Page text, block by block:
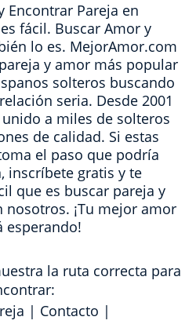
Encontrar Pareja en
fácil. Buscar Amor y
lo es. MejorAmor.com
y amor más popular
solteros buscando
seria. Desde 2001
a miles de solteros
de calidad. Si estas
el paso que podría
inscríbete gratis y te
que es buscar pareja y
¡Tu mejor amor
esperando!
la ruta correcta para
| Contacto |